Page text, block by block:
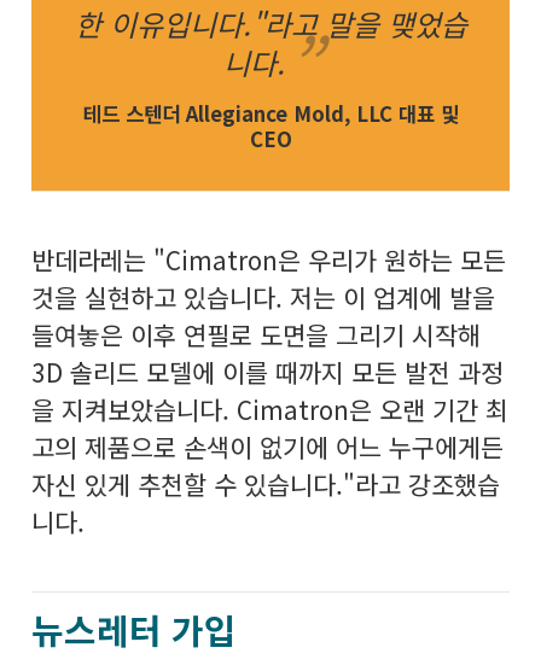
한 이유입니다."라고 말을 맺었습
니다.
테드 스텐더 Allegiance Mold, LLC 대표 및
CEO
반데라레는 "Cimatron은 우리가 원하는 모든
것을 실현하고 있습니다. 저는 이 업계에 발을
들여놓은 이후 연필로 도면을 그리기 시작해
3D 솔리드 모델에 이를 때까지 모든 발전 과정
을 지켜보았습니다. Cimatron은 오랜 기간 최
고의 제품으로 손색이 없기에 어느 누구에게든
자신 있게 추천할 수 있습니다."라고 강조했습
니다.
뉴스레터 가입